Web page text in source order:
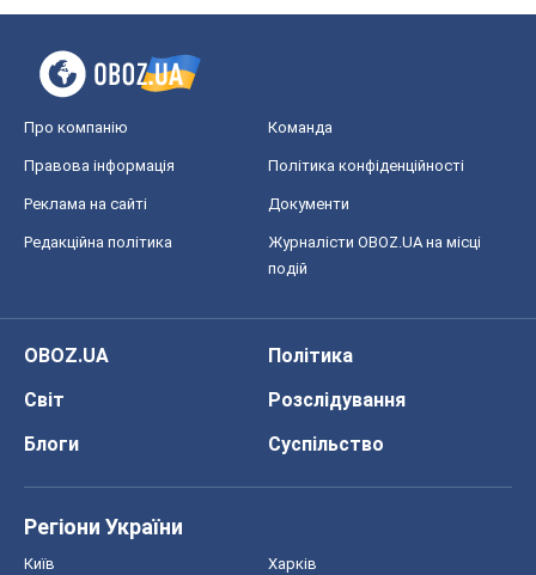
Про компанію Команда
Правова інформація Політика конфіденційності
Реклама на сайті Документи
Редакційна політика
Журналісти OBOZ.UA на місці
подій
OBOZ.UA
Політика
Світ
Розслідування
Блоги
Суспільство
Регіони України
Київ Харків